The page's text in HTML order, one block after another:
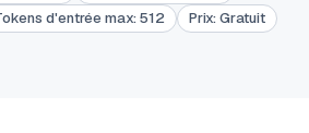
d'entrée max: 512 Prix: Gratuit